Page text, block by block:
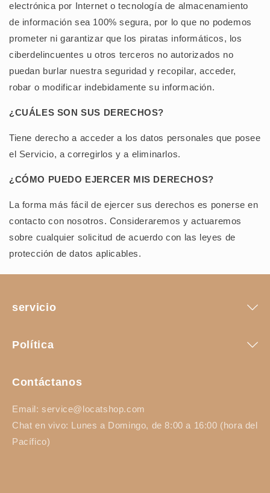
electrónica por Internet o tecnología de almacenamiento
de información sea 100% segura, por lo que no podemos
prometer ni garantizar que los piratas informáticos, los
ciberdelincuentes u otros terceros no autorizados no
puedan burlar nuestra seguridad y recopilar, acceder,
robar o modificar indebidamente su información.
¿CUÁLES SON SUS DERECHOS?
Tiene derecho a acceder a los datos personales que posee
el Servicio, a corregirlos y a eliminarlos.
¿CÓMO PUEDO EJERCER MIS DERECHOS?
La forma más fácil de ejercer sus derechos es ponerse en
contacto con nosotros. Consideraremos y actuaremos
sobre cualquier solicitud de acuerdo con las leyes de
protección de datos aplicables.
servicio
Política
Contáctanos
Email: service@locatshop.com
Chat en vivo: Lunes a Domingo, de 8:00 a 16:00 (hora del
Pacífico)